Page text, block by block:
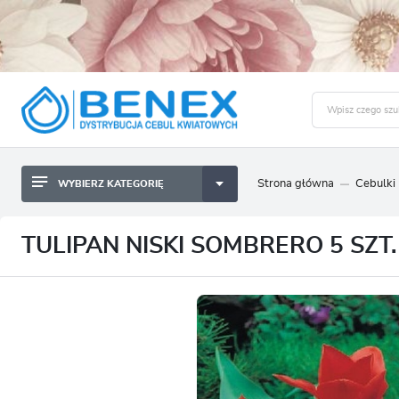
BYLINY SADZONKI BULWY
CEBULKI I SADZONKI WARZYW
SADZONKI TRAW OZDOBNYCH
WYBIERZ KATEGORIĘ
CEBULKI I SADZONKI WARZYW
Strona główna Cebulki
TULIPAN NISKI SOMBRERO 5 SZT.